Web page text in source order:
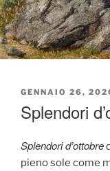
PUBBLICATO
GENNAIO 26,
Splendori
Splendori d’ottobre
pieno sole come